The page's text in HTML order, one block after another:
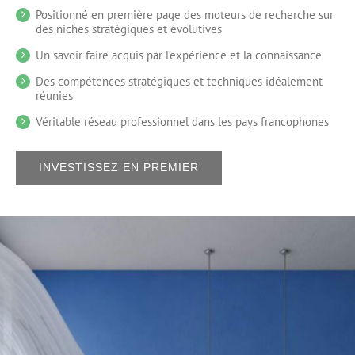
Positionné en première page des moteurs de recherche sur
des niches stratégiques et évolutives
Un savoir faire acquis par l’expérience et la connaissance
Des compétences stratégiques et techniques idéalement
réunies
Véritable réseau professionnel dans les pays francophones
INVESTISSEZ EN PREMIER